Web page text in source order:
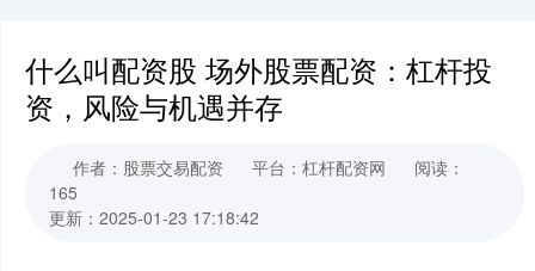
什么叫配资股 场外股票配资：杠杆投
资，风险与机遇并存
作者：股票交易配资 平台：杠杆配资网
阅读：
165
更新：2025-01-23 17:18:42